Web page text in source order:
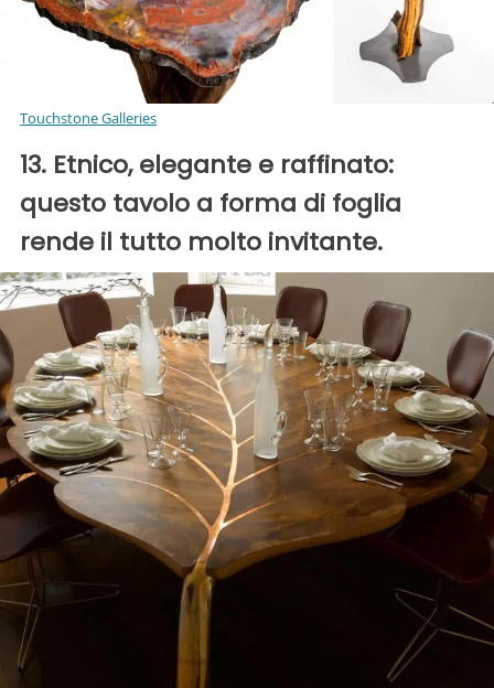
Touchstone Galleries
13. Etnico, elegante e raffinato:
questo tavolo a forma di foglia
rende il tutto molto invitante.